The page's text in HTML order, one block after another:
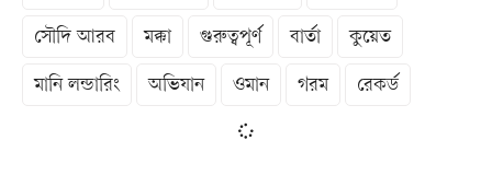
সৌদি আরব মক্কা গুরুত্বপূর্ণ বার্তা কুয়েত
মানি লন্ডারিং অভিযান ওমান গরম রেকর্ড